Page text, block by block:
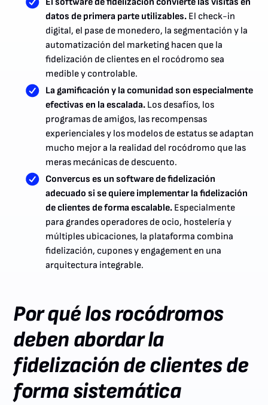
datos de primera parte utilizables.El check-in
digital, el pase de monedero, la segmentación y la
automatización del marketing hacen que la
fidelización de clientes en el rocódromo sea
medible y controlable.
La gamificación y la comunidad son especialmente
efectivas en la escalada.Los desafíos, los
programas de amigos, las recompensas
experienciales y los modelos de estatus se adaptan
mucho mejor a la realidad del rocódromo que las
meras mecánicas de descuento.
Convercus es un software de fidelización
adecuado si se quiere implementar la fidelización
de clientes de forma escalable.Especialmente
para grandes operadores de ocio, hostelería y
múltiples ubicaciones, la plataforma combina
fidelización, cupones y engagement en una
arquitectura integrable.
Por qué los rocódromos
deben abordar la
fidelización de clientes de
forma sistemática